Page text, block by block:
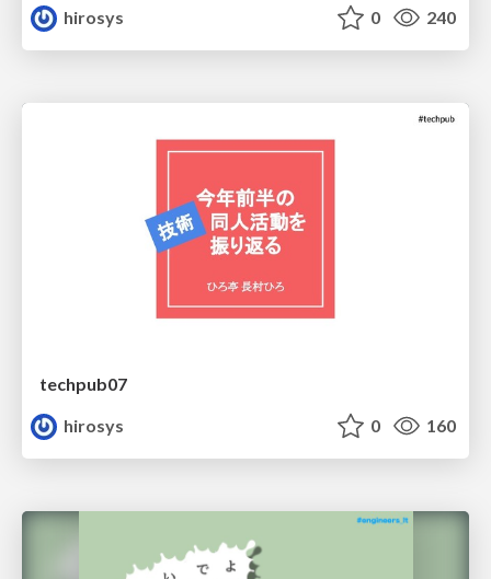
hirosys 0 240
techpub07
hirosys
0 160